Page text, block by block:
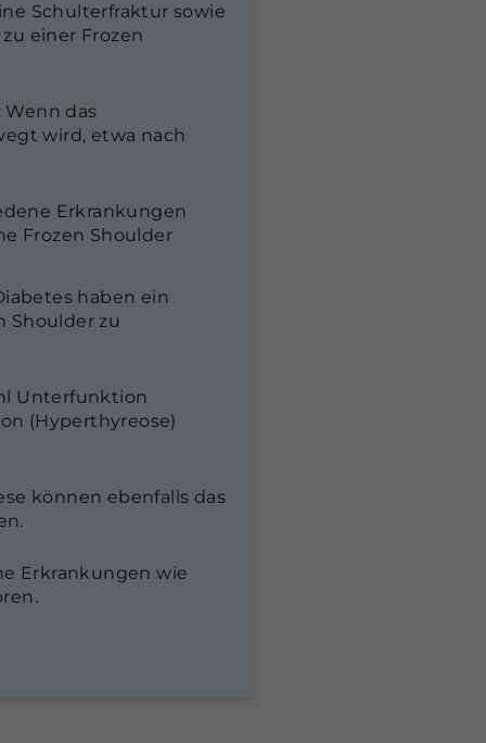
Schulterfraktur sowie
einer Frozen
Wenn das
wird, etwa nach
Erkrankungen
Frozen Shoulder
haben ein
Shoulder zu
Unterfunktion
(Hyperthyreose)
können ebenfalls das
Erkrankungen wie